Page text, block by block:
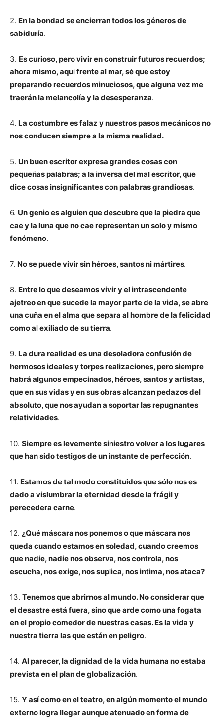
2. En la bondad se encierran todos los géneros de
sabiduría.
3. Es curioso, pero vivir en construir futuros recuerdos;
ahora mismo, aquí frente al mar, sé que estoy
preparando recuerdos minuciosos, que alguna vez me
traerán la melancolía y la desesperanza.
4. La costumbre es falaz y nuestros pasos mecánicos no
nos conducen siempre a la misma realidad.
5. Un buen escritor expresa grandes cosas con
pequeñas palabras; a la inversa del mal escritor, que
dice cosas insignificantes con palabras grandiosas.
6. Un genio es alguien que descubre que la piedra que
cae y la luna que no cae representan un solo y mismo
fenómeno.
7. No se puede vivir sin héroes, santos ni mártires.
8. Entre lo que deseamos vivir y el intrascendente
ajetreo en que sucede la mayor parte de la vida, se abre
una cuña en el alma que separa al hombre de la felicidad
como al exiliado de su tierra.
9. La dura realidad es una desoladora confusión de
hermosos ideales y torpes realizaciones, pero siempre
habrá algunos empecinados, héroes, santos y artistas,
que en sus vidas y en sus obras alcanzan pedazos del
absoluto, que nos ayudan a soportar las repugnantes
relatividades.
10. Siempre es levemente siniestro volver a los lugares
que han sido testigos de un instante de perfección.
11. Estamos de tal modo constituidos que sólo nos es
dado a vislumbrar la eternidad desde la frágil y
perecedera carne.
12. ¿Qué máscara nos ponemos o que máscara nos
queda cuando estamos en soledad, cuando creemos
que nadie, nadie nos observa, nos controla, nos
escucha, nos exige, nos suplica, nos intima, nos ataca?
13. Tenemos que abrirnos al mundo. No considerar que
el desastre está fuera, sino que arde como una fogata
en el propio comedor de nuestras casas. Es la vida y
nuestra tierra las que están en peligro.
14. Al parecer, la dignidad de la vida humana no estaba
prevista en el plan de globalización.
15. Y así como en el teatro, en algún momento el mundo
externo logra llegar aunque atenuado en forma de